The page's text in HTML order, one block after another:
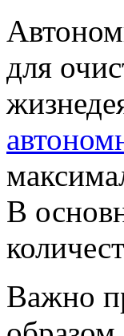
для
В
Важно